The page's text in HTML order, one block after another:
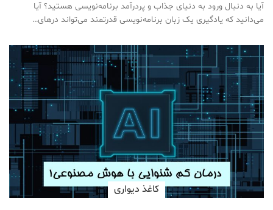
آیا به دنبال ورود به دنیای جذاب و پردرآمد برنامه‌نویسی هستید؟ آیا
می‌دانید که یادگیری یک زبان برنامه‌نویسی قدرتمند می‌تواند درهای…
کاغذ دیواری